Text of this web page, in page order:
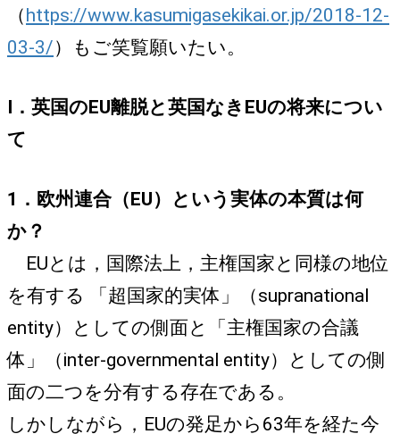
（https://www.kasumigasekikai.or.jp/2018-12-
03-3/）もご笑覧願いたい。
I ．英国のEU離脱と英国なきEUの将来につい
て
1．欧州連合（EU）という実体の本質は何
か？
EUとは，国際法上，主権国家と同様の地位
を有する 「超国家的実体」（supranational
entity）としての側面と「主権国家の合議
体」（inter-governmental entity）としての側
面の二つを分有する存在である。
しかしながら，EUの発足から63年を経た今